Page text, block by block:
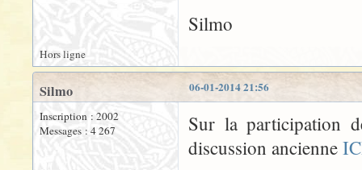
Silmo
Hors ligne
06-01-2014 21:56
Silmo
Inscription : 2002
Messages : 4 267
Sur la participation
discussion ancienne